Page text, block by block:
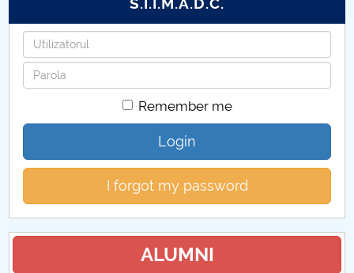
Hotărâri Senat din 31 iulie 2024
Hotărâri Senat din 20 septembrie 2024
Hotărâri Senat din 27 septembrie
Hotărâri Senat din 14 octombrie 2024
Hotărâri Senat din 24 octombrie 2024
Hotărâri Senat din 30 octombrie 2024
Username
Password
Remember me
Login
I forgot my password
ALUMNI